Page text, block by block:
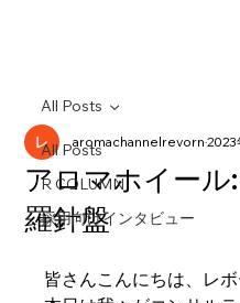
All Posts
R COLUMN
採用向けインタビュー
All Posts
アロマホイール
羅針盤
aromachannelrevorn
皆さんこんにちは、レボ